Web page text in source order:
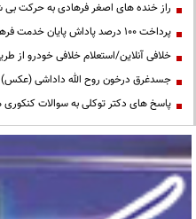
راز خنده های اصغر فرهادی به حرکت بی
پرداخت ۱۰۰ درصد پاداش پایان خدمت فرهنگیان
خلافی آنلاین/استعلام خلافی خودرو از
جسدغرق درخون روح الله داداشی (عکس)
پاسخ های دکتر توکلی به سوالات کنکوری